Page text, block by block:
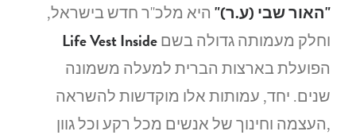
"האור שבי (ע.ר)" היא מלכ"ר חדש בישראל,
וחלק מעמותה גדולה בשםLife Vest Inside
הפועלת בארצות הברית למעלה משמונה
שנים. יחד, עמותות אלו מוקדשות להשראה
,העצמה וחינוך של אנשים מכל רקע וכל גוון